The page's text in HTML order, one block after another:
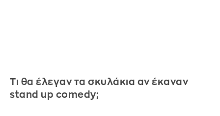
Tι θα έλεγαν τα σκυλάκια αν έκαναν
stand up comedy;